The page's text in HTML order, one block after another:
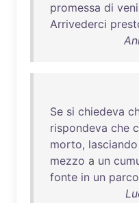
promessa di
Arrivederci
Se si chiedeva
rispondeva che
morto, lasciando
mezzo a un
fonte in un parco